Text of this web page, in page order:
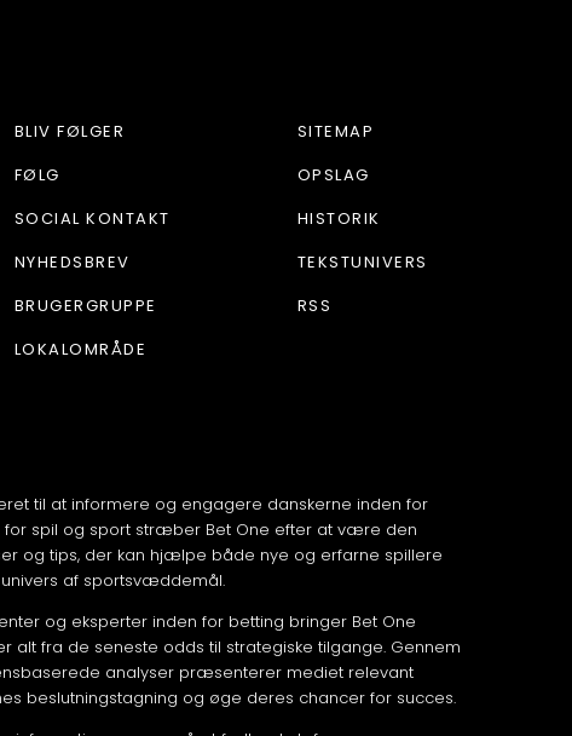
til at informere og engagere danskerne inden for
for spil og sport stræber Bet One efter at være den
og tips, der kan hjælpe både nye og erfarne spillere
af sportsvæddemål.
og eksperter inden for betting bringer Bet One
alt fra de seneste odds til strategiske tilgange. Gennem
analyser præsenterer mediet relevant
beslutningstagning og øge deres chancer for succes.
BLIV FØLGER
FØLG
SOCIAL KONTAKT
NYHEDSBREV
BRUGERGRUPPE
LOKALOMRÅDE
SITEMAP
OPSLAG
HISTORIK
TEKSTUNIVERS
RSS